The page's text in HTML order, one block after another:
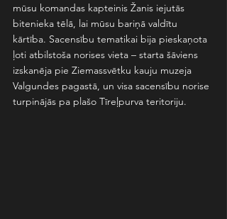
mūsu komandas kapteinis Žanis iejutās
bitenieka tēlā, lai mūsu bariņā valdītu
kārtība. Sacensību tematikai bija pieskaņota
ļoti atbilstoša norises vieta – starta šāviens
izskanēja pie Ziemassvētku kauju muzeja
Valgundes pagastā, un visa sacensību norise
turpinājās pa plašo Tīreļpurva teritoriju.